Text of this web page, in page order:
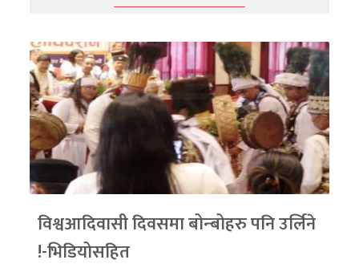
विश्वआदिवासी दिवसमा बोन्बोहरु पनि उर्लिने
!-भिडियोसहित